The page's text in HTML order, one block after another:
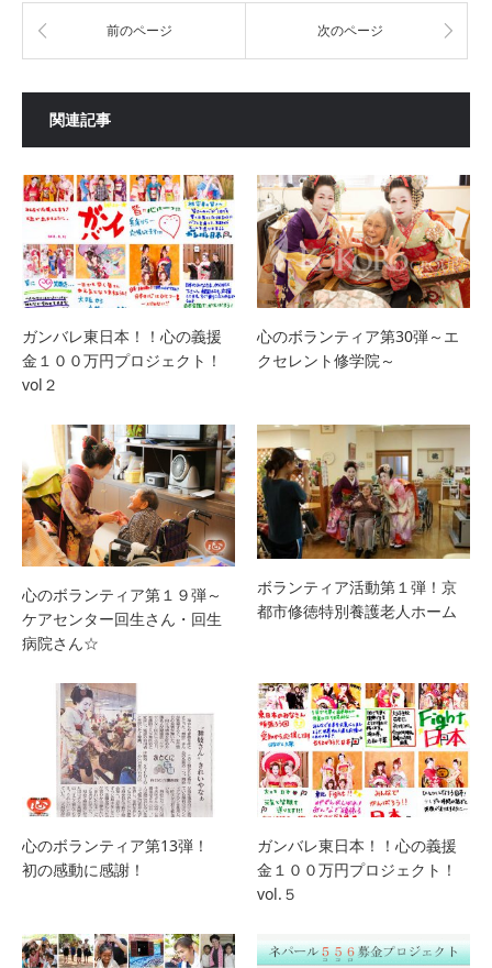
前のページ 次のページ
関連記事
ガンバレ東日本！！心の義援
金１００万円プロジェクト！
vol２
心のボランティア第30弾～エ
クセレント修学院～
心のボランティア第１９弾～
ケアセンター回生さん・回生
病院さん☆
ボランティア活動第１弾！京
都市修徳特別養護老人ホーム
心のボランティア第13弾！
初の感動に感謝！
ガンバレ東日本！！心の義援
金１００万円プロジェクト！
vol.５